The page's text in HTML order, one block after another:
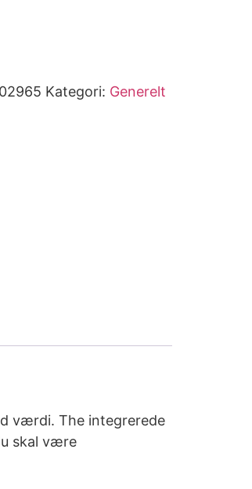
Kategori: Generelt
værdi. The integrerede
skal være